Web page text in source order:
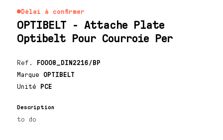
Délai à confirmer
OPTIBELT - Attache Plate
Optibelt Pour Courroie Per
Ref. F0008_DIN2216/BP
Marque OPTIBELT
Unité PCE
Description
to do